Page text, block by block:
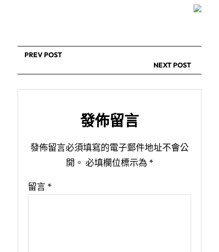
PREV POST
NEXT POST
發佈留言
發佈留言必須填寫的電子郵件地址不會公
開。 必填欄位標示為 *
留言 *